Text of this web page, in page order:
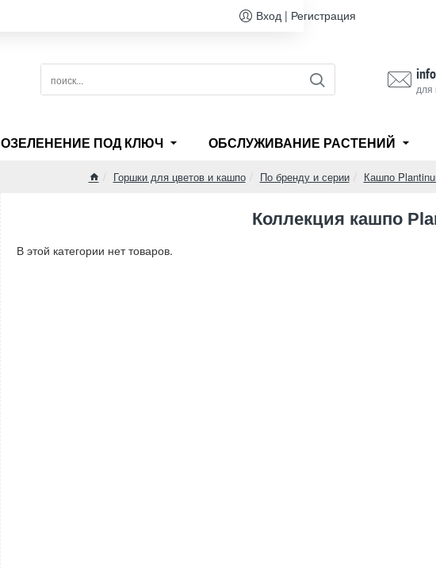
Вход | Регистрация
поиск... для
ОЗЕЛЕНЕНИЕ ПОД КЛЮЧ ОБСЛУЖИВАНИЕ РАСТЕНИЙ
Горшки для цветов и кашпо По бренду и серии Кашпо
Коллекция кашпо
В этой категории нет товаров.